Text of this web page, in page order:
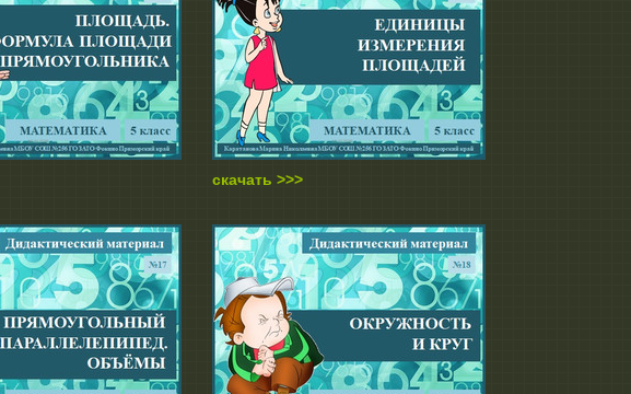
скачать >>>